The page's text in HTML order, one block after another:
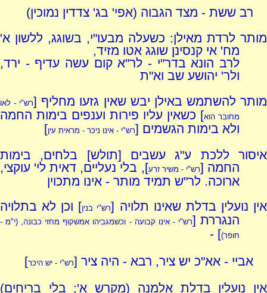
רב ששת - מצד הגבוה (אפי' בג' צדדין נמוכין)
מותר לרדת מאילן: כשעלה מבעו"י, בשוגג, ללשון א'
מח' אי קנסינן שוגג אטו מזיד,
לרב הונא בדר"י - לר"א קום עשה עדיף - ירד,
ולר' יהושע שב וא"ת
מותר להשתמש באילן יבש שאין גזעו מחליף [רש"י - לאו
מחובר הוא] כשאין עליו פירות וענפים בימות החמה
ולא בימות הגשמים [רש"י - אינו ניכר - מראית עין]
איסור ללכת ע"ג עשבים [תולש] בלחים, בימות
החמה [רש"י - משיר זרע], בלי נעליים, דאית לי' עוקצי,
ארוכה. לר"ש תמיד מותר - אינו מתכוין
אין נועלין בדלת שאינו תלויה [רש"י בנין] וכן לא בתלויה
הנגררת [רש"י - אינו קבועה - וכשמגביהו אמשקוף מחזי כבונה, (י"מ -
חופר)] -
אביי - אא"כ יש ציר, רבא - היה ציר [רש"י - יש היכר]
אין נועלין בדלת אלמנה (מקרש א'; בלי בריחים)